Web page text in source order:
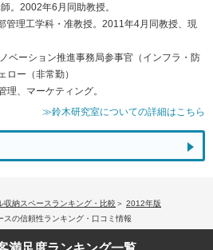
。2002年6月同助教授。
管理工学科・准教授。2011年4月同教授、現
ベーション推進事務局参事官（インフラ・防
ロー（非常勤）
理、マーケティング。
≫鈴木研究室についての詳細はこちら
納スペースランキング・比較
2012年版
スの信頼性ランキング・口コミ情報